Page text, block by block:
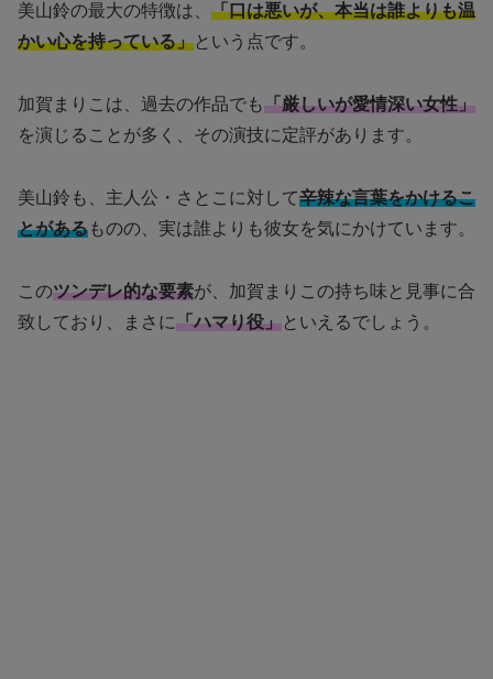
美山鈴の最大の特徴は、 「口は悪いが、本当は誰よりも温
かい心を持っている」という点です。
加賀まりこは、過去の作品でも「厳しいが愛情深い女性」
を演じることが多く、その演技に定評があります。
美山鈴も、主人公・さとこに対して辛辣な言葉をかけるこ
とがあるものの、実は誰よりも彼女を気にかけています。
このツンデレ的な要素が、加賀まりこの持ち味と見事に合
致しており、まさに「ハマり役」といえるでしょう。